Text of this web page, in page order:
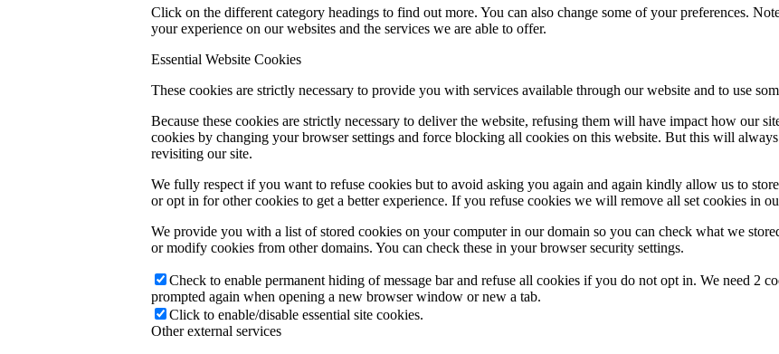
Click on the different category headings to find out more. You can also change some of your preferences.
your experience on our websites and the services we are able to offer.
Essential Website Cookies
These cookies are strictly necessary to provide you with services available through our website and to use
Because these cookies are strictly necessary to deliver the website, refusing them will have impact how our
cookies by changing your browser settings and force blocking all cookies on this website. But this will
revisiting our site.
We fully respect if you want to refuse cookies but to avoid asking you again and again kindly allow us to
or opt in for other cookies to get a better experience. If you refuse cookies we will remove all set cookies in
We provide you with a list of stored cookies on your computer in our domain so you can check what we
or modify cookies from other domains. You can check these in your browser security settings.
Check to enable permanent hiding of message bar and refuse all cookies if you do not opt in. We need 2
prompted again when opening a new browser window or new a tab.
Click to enable/disable essential site cookies.
Other external services